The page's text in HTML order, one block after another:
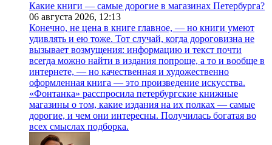
Какие книги — самые дорогие в магазинах Петербурга?
06 августа 2026, 12:13
Конечно, не цена в книге главное, — но книги умеют
удивлять и ею тоже. Тот случай, когда дороговизна не
вызывает возмущения: информацию и текст почти
всегда можно найти в издания попроще, а то и вообще в
интернете, — но качественная и художественно
оформленная книга — это произведение искусства.
«Фонтанка» расспросила петербургские книжные
магазины о том, какие издания на их полках — самые
дорогие, и чем они интересны. Получилась богатая во
всех смыслах подборка.